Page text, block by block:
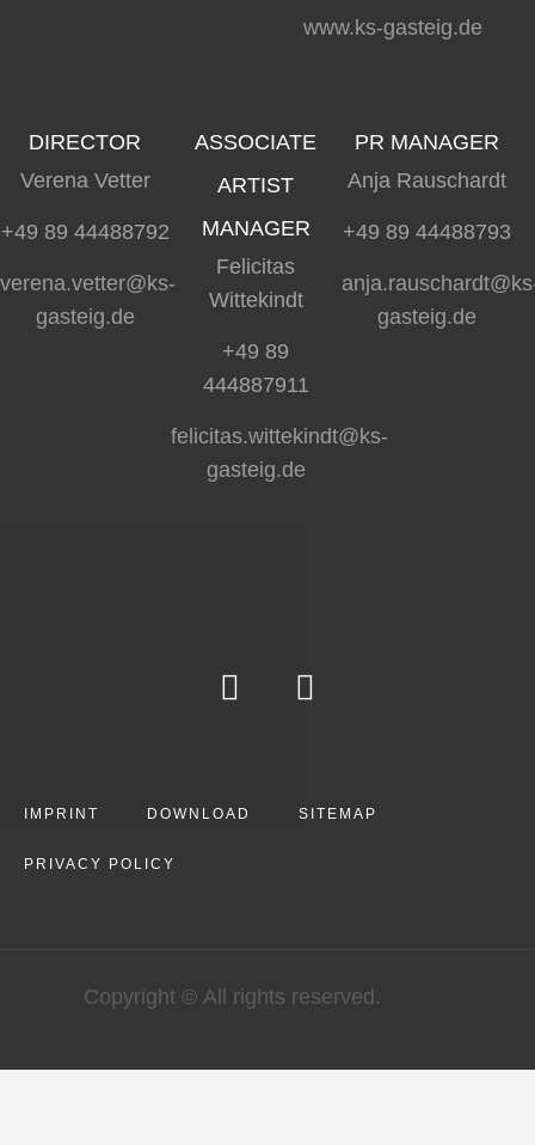
www.ks-gasteig.de
DIRECTOR
Verena Vetter
+49 89 44488792
verena.vetter@ks-
gasteig.de
ASSOCIATE
ARTIST
MANAGER
Felicitas
Wittekindt
+49 89
444887911
felicitas.wittekindt@ks-
gasteig.de
PR MANAGER
Anja Rauschardt
+49 89 44488793
gasteig.de
IMPRINT DOWNLOAD SITEMAP
PRIVACY POLICY
Copyright © All rights reserved.